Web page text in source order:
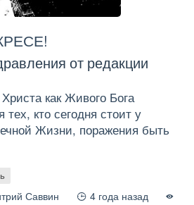
от редакции
как Живого Бога
кто сегодня стоит у
Жизни, поражения быть
Саввин
4 года назад